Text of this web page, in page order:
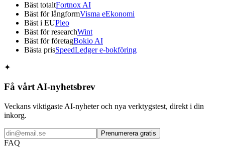
Bäst totaltFortnox AI
Bäst för långformVisma eEkonomi
Bäst i EUPleo
Bäst för researchWint
Bäst för företagBokio AI
Bästa prisSpeedLedger e-bokföring
✦
Få vårt AI-nyhetsbrev
Veckans viktigaste AI-nyheter och nya verktygstest, direkt i din
inkorg.
Prenumerera gratis
FAQ